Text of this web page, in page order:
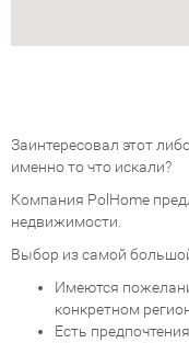
Заинтересовал этот
именно то что искали?
Компания PolHome
недвижимости.
Выбор из самой
Имеются
конкретном
Есть